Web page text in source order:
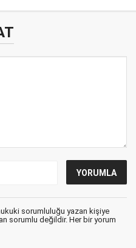
sorumluluğu yazan kişiye
sorumlu değildir. Her bir yorum